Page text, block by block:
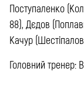
Поступаленко
88), Дєдов
Качур
Головний тренер: